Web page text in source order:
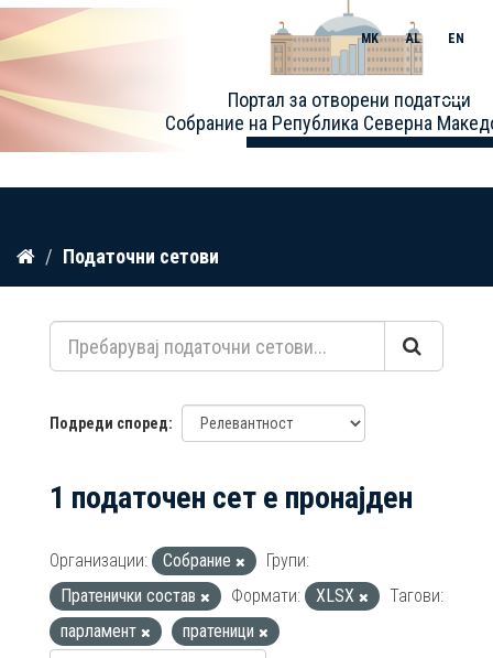
Прескокнете
содржина
Портал за отворени податоци
Собрание на Република Северна
MK AL EN
Toggle
Податочни сетови
Подреди според
1 податочен сет е пронајден
Организации: Собрание
Групи:
Пратенички состав
Формати: XLSX
Тагови:
парламент
пратеници